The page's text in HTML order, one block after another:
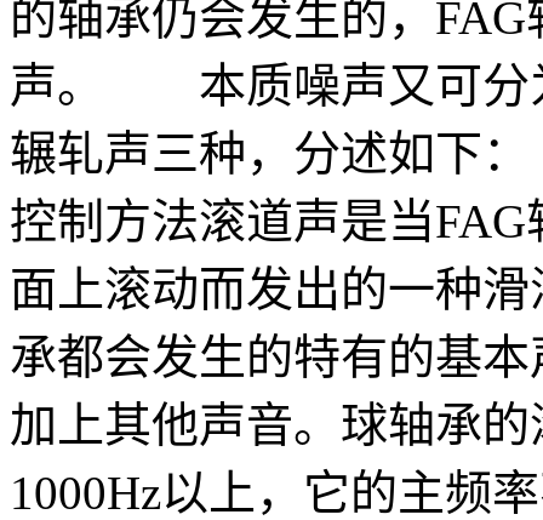
的轴承仍会发生的，
声。 本质噪声又可分
辗轧声三种，分述如下
控制方法滚道声是当
面上滚动而发出的一种
承都会发生的特有的基
加上其他声音。球轴承
1000Hz以上，它的主频